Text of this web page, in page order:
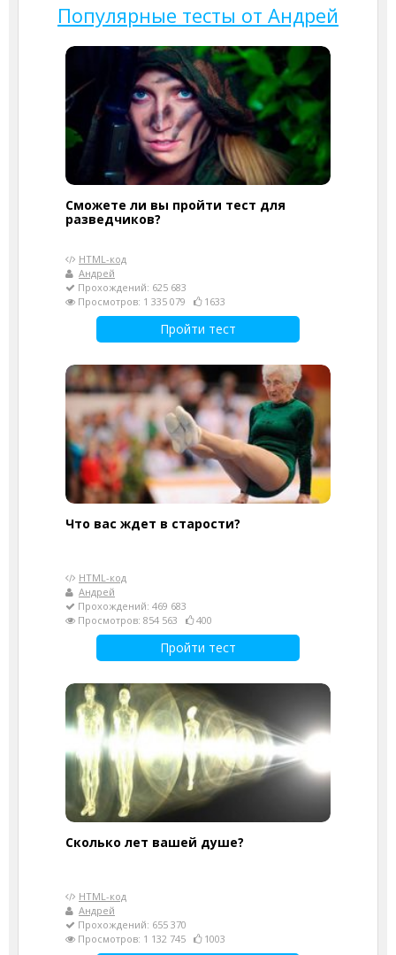
Популярные тесты от Андрей
Сможете ли вы пройти тест для
разведчиков?
HTML-код
Андрей
Прохождений: 625 683
Просмотров: 1 335 079
1633
Пройти тест
Что вас ждет в старости?
HTML-код
Андрей
Прохождений: 469 683
Просмотров: 854 563
400
Пройти тест
Cколько лет вашей душе?
HTML-код
Андрей
Прохождений: 655 370
Просмотров: 1 132 745
1003